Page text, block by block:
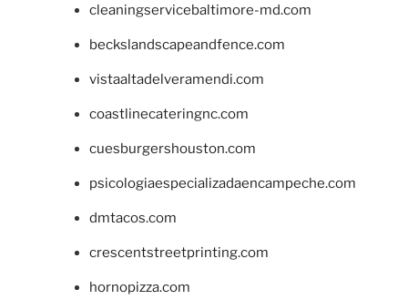
cleaningservicebaltimore-md.com
beckslandscapeandfence.com
vistaaltadelveramendi.com
coastlinecateringnc.com
cuesburgershouston.com
psicologiaespecializadaencampeche.com
dmtacos.com
crescentstreetprinting.com
hornopizza.com